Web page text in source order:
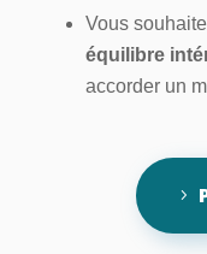
Vous
équilibre
accorder un